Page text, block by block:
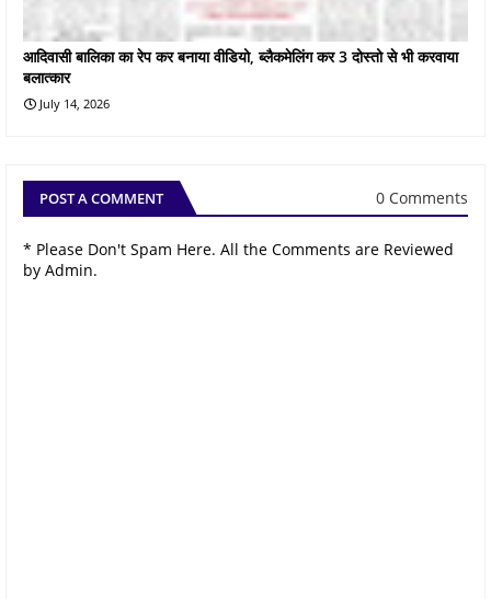
आदिवासी बालिका का रेप कर बनाया वीडियो, ब्लैकमेलिंग कर 3 दोस्तो से भी करवाया
बलात्कार
July 14, 2026
POST A COMMENT 0 Comments
* Please Don't Spam Here. All the Comments are Reviewed
by Admin.